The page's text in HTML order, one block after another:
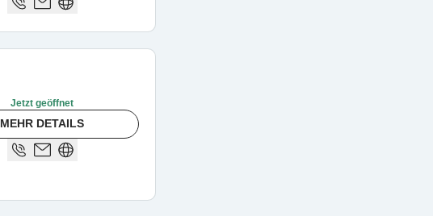
Jetzt geöffnet
MEHR DETAILS